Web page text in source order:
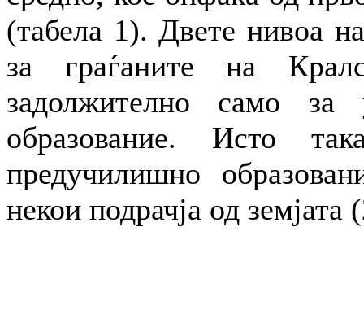
(табела 1). Двете нивоа
за граѓаните на
задолжително само за
образование. Исто
предучилишно
некои подрачја од земјата